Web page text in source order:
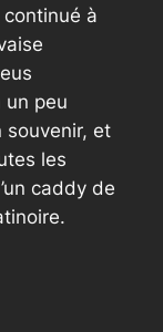
à
un peu
souvenir, et
les
caddy de